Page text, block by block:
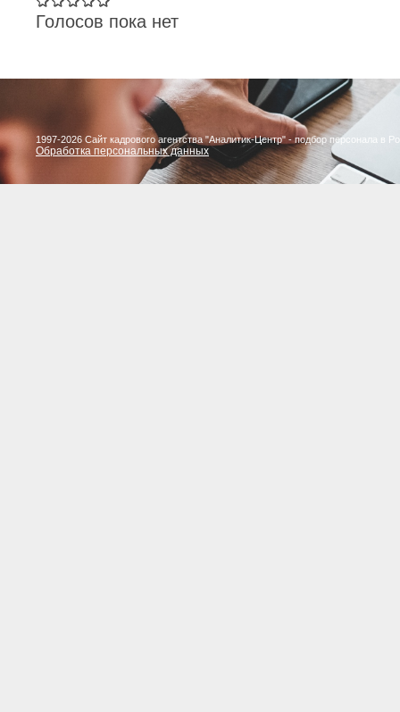
Голосов пока нет
1997-2026 Сайт кадрового агентства "Аналитик-Центр" - подбор персонала в
Обработка персональных данных